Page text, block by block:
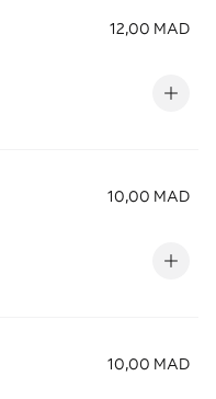
12,00 MAD
10,00 MAD
10,00 MAD